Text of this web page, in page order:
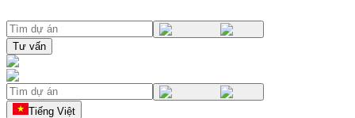
Tư vấn
Tiếng Việt